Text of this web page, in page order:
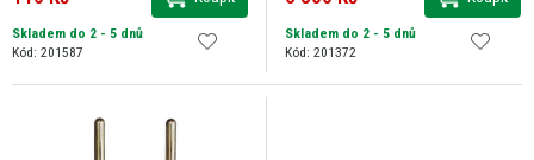
Skladem do 2 - 5 dnů
Kód: 201587
Skladem do 2 - 5 dnů
Kód: 201372